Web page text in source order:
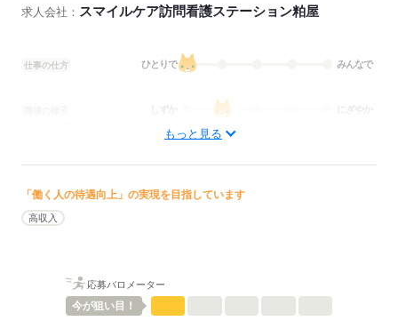
求人会社： スマイルケア訪問看護ステーション粕屋
仕事の仕方 ひとりで みんなで
にぎやか
■賞与備考：なし
■試用期間：6ヶ月「雇用形態・給与は同条件」
■試用期間の待遇変更有無：無
・ユニホーム等の貸与あり
・慶弔見舞金、インフルエンザ予防接種等の福利厚生制度あり
もっと見る
「働く人の待遇向上」の実現を目指しています
高収入
応募バロメーター
今が狙い目！